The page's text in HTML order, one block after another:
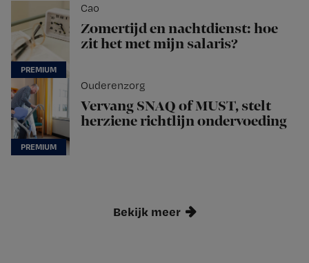
Cao
Zomertijd en nachtdienst: hoe
zit het met mijn salaris?
Ouderenzorg
Vervang SNAQ of MUST, stelt
herziene richtlijn ondervoeding
Bekijk meer